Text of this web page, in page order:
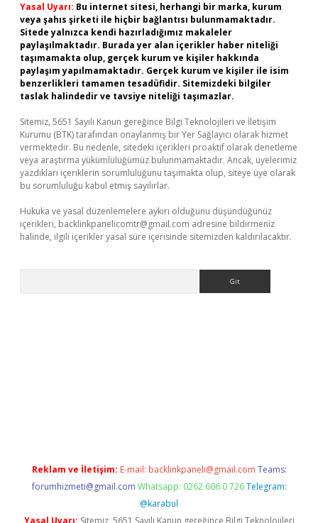
Yasal Uyarı: Bu internet sitesi, herhangi bir marka, kurum
veya şahıs şirketi ile hiçbir bağlantısı bulunmamaktadır.
Sitede yalnızca kendi hazırladığımız makaleler
paylaşılmaktadır. Burada yer alan içerikler haber niteliği
taşımamakta olup, gerçek kurum ve kişiler hakkında
paylaşım yapılmamaktadır. Gerçek kurum ve kişiler ile isim
benzerlikleri tamamen tesadüfidir. Sitemizdeki bilgiler
taslak halindedir ve tavsiye niteliği taşımazlar.
Sitemiz, 5651 Sayılı Kanun gereğince Bilgi Teknolojileri ve İletişim
Kurumu (BTK) tarafından onaylanmış bir Yer Sağlayıcı olarak hizmet
vermektedir. Bu nedenle, sitedeki içerikleri proaktif olarak denetleme
veya araştırma yükümlülüğümüz bulunmamaktadır. Ancak, üyelerimiz
yazdıkları içeriklerin sorumluluğunu taşımakta olup, siteye üye olarak
bu sorumluluğu kabul etmiş sayılırlar.
Hukuka ve yasal düzenlemelere aykırı olduğunu düşündüğünüz
içerikleri, backlinkpanelicomtr@gmail.com adresine bildirmeniz
halinde, ilgili içerikler yasal süre içerisinde sitemizden kaldırılacaktır.
Reklam ve İletişim: E-mail: backlinkpaneli@gmail.com Teams:
forumhizmeti@gmail.com Whatsapp: 0262 606 0 726 Telegram:
@karabul
Yasal Uyarı: Sitemiz, 5651 Sayılı Kanun gereğince Bilgi Teknolojileri